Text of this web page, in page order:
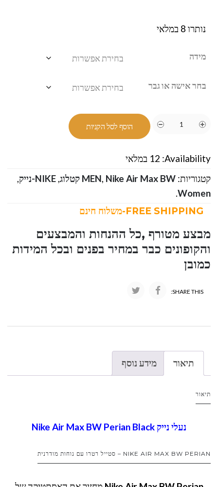
נותרו 8 במלאי
מידה
בחר אישה או גבר
הוסף לסל הקניות
Availability: 12 במלאי
קטגוריות:
MEN, Nike Air Max BW קטלוג ,NIKE-נייק
,
Women
.
מבצע מטורף ,כל ההנחות והמבצעים
והקופונים כבר במחיר בפנים ובכל המידות
כמובן
SHARE THIS:
תיאור מידע נוסף
תיאור
נעלי נייק Nike Air Max BW Perian Black
NIKE AIR MAX BW PERIAN – סטייל רטרו עם נוחות מודרנית